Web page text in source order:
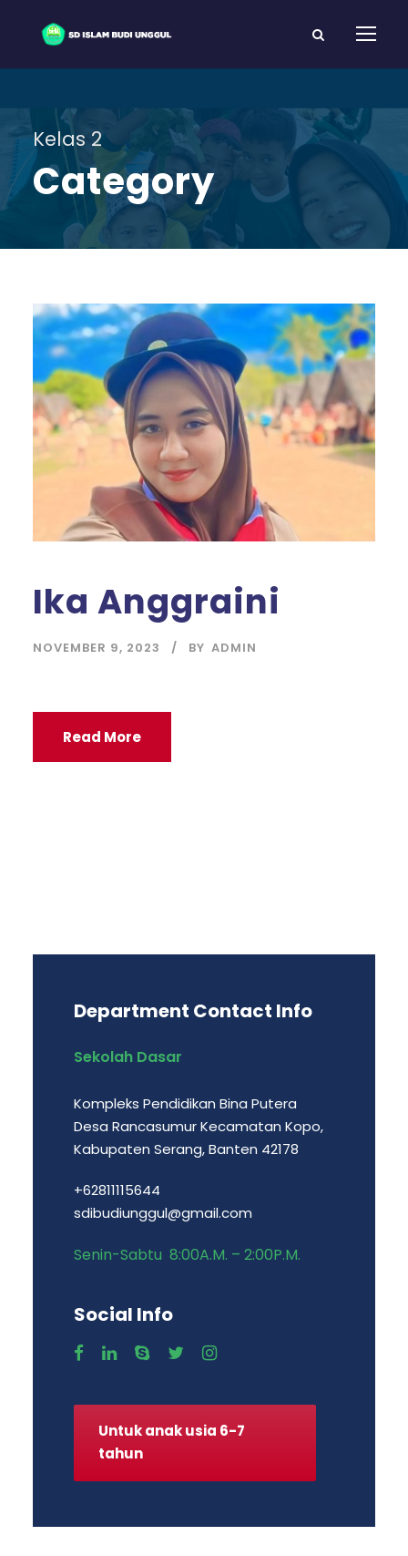
Kelas 2
Category
Ika Anggraini
NOVEMBER 9, 2023 BY ADMIN
Read More
Department Contact Info
Sekolah Dasar
Kompleks Pendidikan Bina Putera
Desa Rancasumur Kecamatan Kopo,
Kabupaten Serang, Banten 42178
+62811115644
sdibudiunggul@gmail.com
Senin-Sabtu 8:00A.M. – 2:00P.M.
Social Info
Untuk anak usia 6-7
tahun